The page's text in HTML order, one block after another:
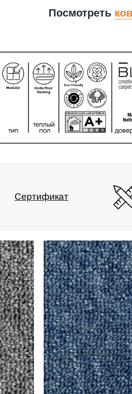
Посмотреть
Сертификат